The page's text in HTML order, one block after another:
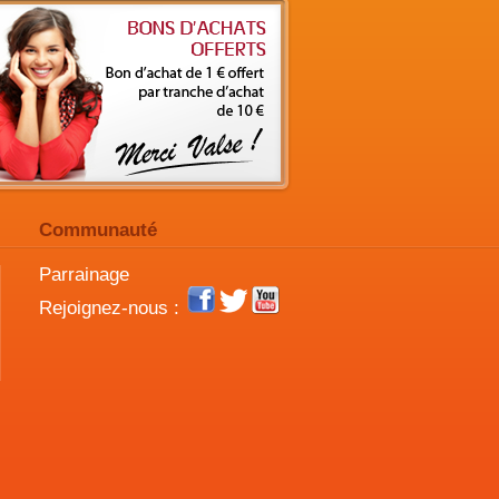
Communauté
Parrainage
Rejoignez-nous :